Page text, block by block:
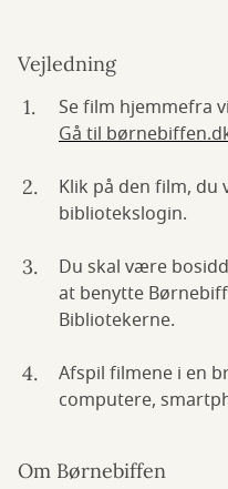
Vejledning
Se film hjemmefra
Gå til
Klik på den film, du
bibliotekslogin.
Du skal være
at benytte
Bibliotekerne.
Afspil filmene i en
computere,
Om Børnebiffen